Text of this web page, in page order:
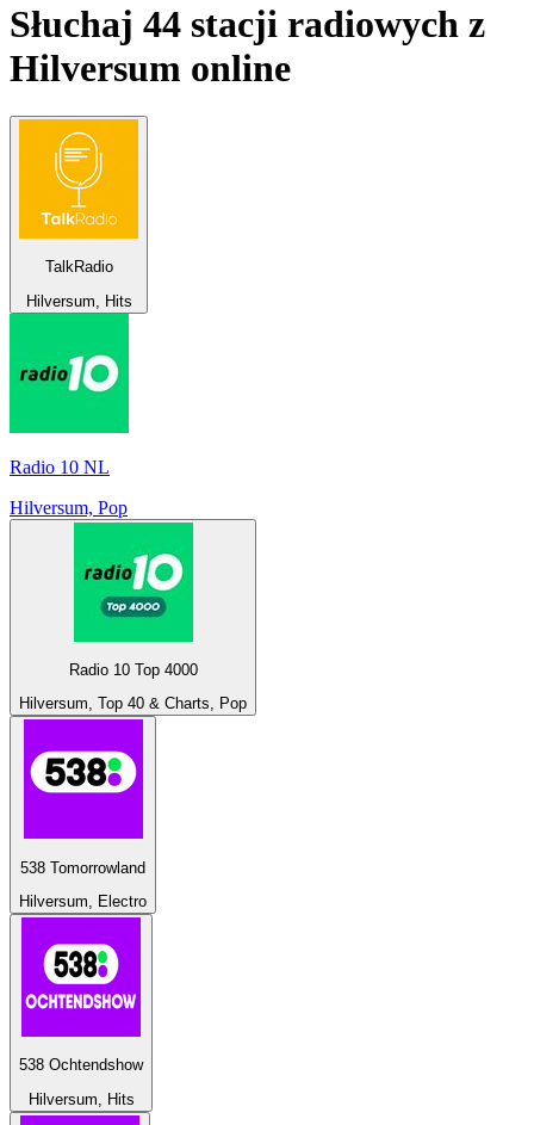
Słuchaj 44 stacji radiowych z
Hilversum online
TalkRadio
Hilversum, Hits
Radio 10 NL
Hilversum, Pop
Radio 10 Top 4000
Hilversum, Top 40 & Charts, Pop
538 Tomorrowland
Hilversum, Electro
538 Ochtendshow
Hilversum, Hits